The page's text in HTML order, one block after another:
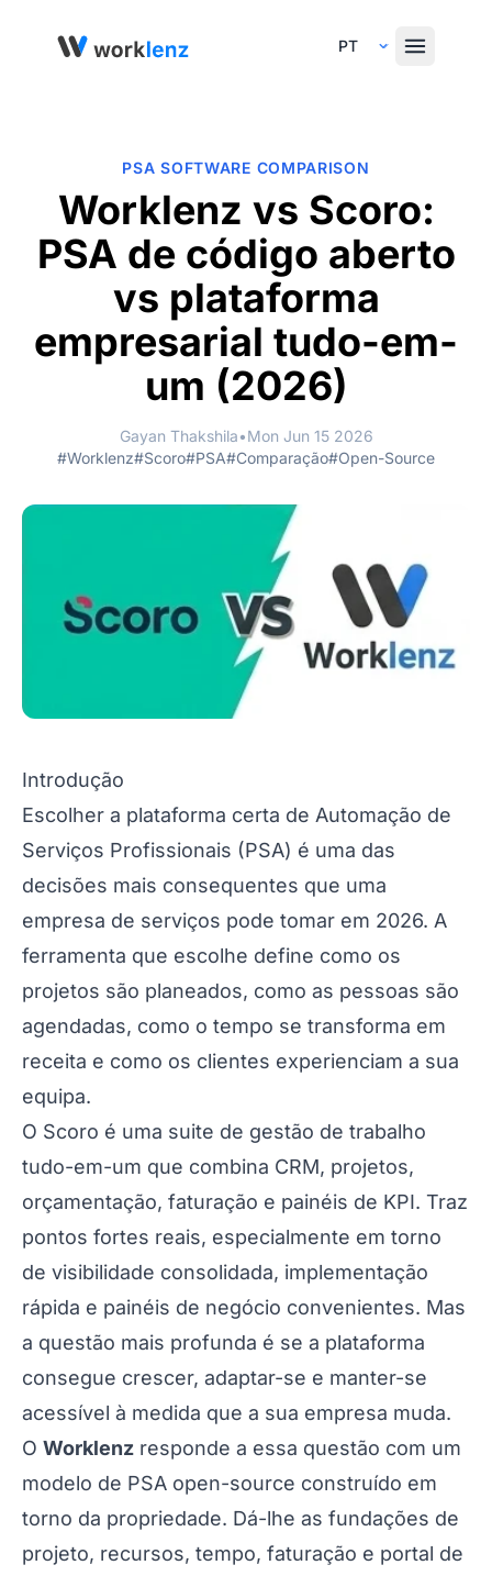
Select Language
PSA SOFTWARE COMPARISON
Worklenz vs Scoro:
PSA de código aberto
vs plataforma
empresarial tudo-em-
um (2026)
Gayan Thakshila•Mon Jun 15 2026
#Worklenz#Scoro#PSA#Comparação#Open-Source
Introdução
Escolher a plataforma certa de Automação de
Serviços Profissionais (PSA) é uma das
decisões mais consequentes que uma
empresa de serviços pode tomar em 2026. A
ferramenta que escolhe define como os
projetos são planeados, como as pessoas são
agendadas, como o tempo se transforma em
receita e como os clientes experienciam a sua
equipa.
O Scoro é uma suite de gestão de trabalho
tudo-em-um que combina CRM, projetos,
orçamentação, faturação e painéis de KPI. Traz
pontos fortes reais, especialmente em torno
de visibilidade consolidada, implementação
rápida e painéis de negócio convenientes. Mas
a questão mais profunda é se a plataforma
consegue crescer, adaptar-se e manter-se
acessível à medida que a sua empresa muda.
O Worklenz responde a essa questão com um
modelo de PSA open-source construído em
torno da propriedade. Dá-lhe as fundações de
projeto, recursos, tempo, faturação e portal de